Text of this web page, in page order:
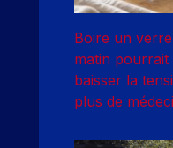
Boire un
matin pourrait
baisser la
plus de